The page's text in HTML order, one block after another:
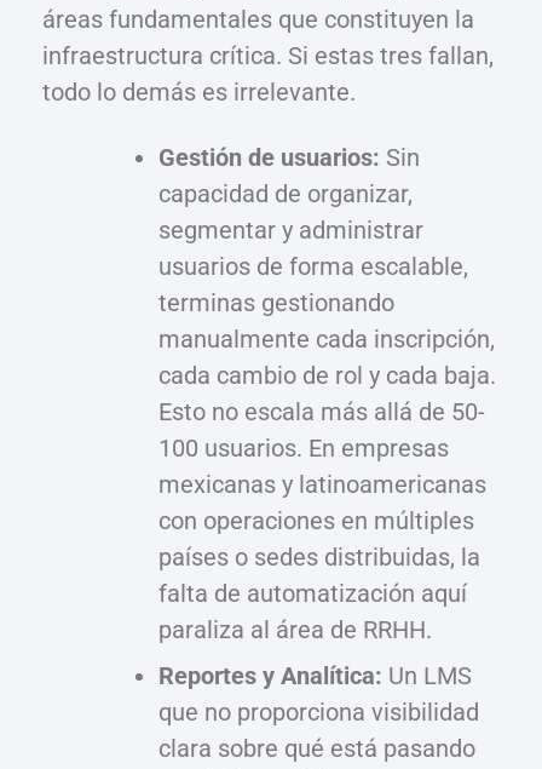
áreas fundamentales que constituyen la
infraestructura crítica. Si estas tres fallan,
todo lo demás es irrelevante.
Gestión de usuarios: Sin
capacidad de organizar,
segmentar y administrar
usuarios de forma escalable,
terminas gestionando
manualmente cada inscripción,
cada cambio de rol y cada baja.
Esto no escala más allá de 50-
100 usuarios. En empresas
mexicanas y latinoamericanas
con operaciones en múltiples
países o sedes distribuidas, la
falta de automatización aquí
paraliza al área de RRHH.
Reportes y Analítica: Un LMS
que no proporciona visibilidad
clara sobre qué está pasando